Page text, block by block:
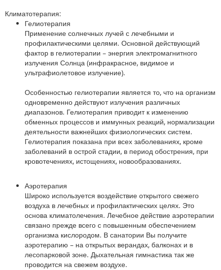
Климатотерапия:
Гелиотерапия
Применение солнечных лучей с лечебными и
профилактическими целями. Основной действующий
фактор в гелиотерапии – энергия электромагнитного
излучения Солнца (инфракрасное, видимое и
ультрафиолетовое излучение).
Особенностью гелиотерапии является то, что на организм
одновременно действуют излучения различных
диапазонов. Гелиотерапия приводит к изменению
обменных процессов и иммунных реакций, нормализации
деятельности важнейших физиологических систем.
Гелиотерапия показана при всех заболеваниях, кроме
заболеваний в острой стадии, в период обострения, при
кровотечениях, истощениях, новообразованиях.
Аэротерапия
Широко используется воздействие открытого свежего
воздуха в лечебных и профилактических целях. Это
основа климатолечения. Лечебное действие аэротерапии
связано прежде всего с повышенным обеспечением
организма кислородом. В санатории Вы получите
аэротерапию – на открытых верандах, балконах и в
лесопарковой зоне. Дыхательная гимнастика так же
проводится на свежем воздухе.